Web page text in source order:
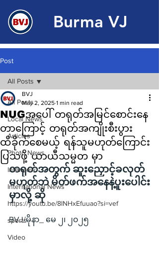
Burma VJ
Post
All Posts
Local News
Articles
Photo News
Interview
International News
https://youtu.be/8lNHxEfuuao?si=vef
sports
Video
All Posts
NUGအပေါ် တရုတ်အမြင်စောင်းနေ
တာကြောင့် တရုတ်အကျိုးစီးပွား
ထိခိုက်စေမယ့် ရန်သူမဟုတ်ကြောင်း
ပြသဖို့ ယာယီသမ္မတ မှာ
BVJ
May 2, 2025 1 min read
တရုတ်အတွက် ဆူးညှောင့်ခလုတ်
မဟုတ်ဘဲ မိတ်ဖက်အနေနဲ့ပူးပေါင်း
မှာလို့ ဆို
BVJ/မိုနာ_ မေ ၂၊ ၂၀၂၅